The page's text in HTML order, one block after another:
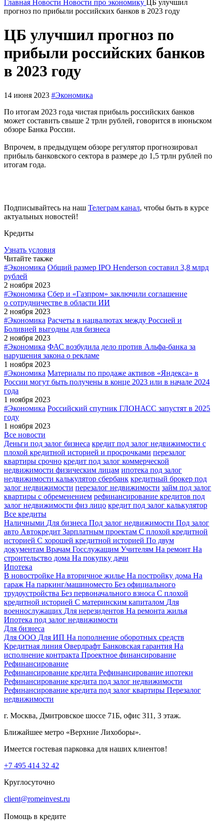
Главная Новости Новости про экономику
ЦБ улучшил
прогноз по прибыли российских банков в 2023 году
ЦБ улучшил прогноз по
прибыли российских банков
в 2023 году
14 июня 2023 #Экономика
По итогам 2023 года чистая прибыль российских банков
может составить свыше 2 трлн рублей, говорится в июньском
обзоре Банка России.
Впрочем, в предыдущем обзоре регулятор прогнозировал
прибыль банковского сектора в размере до 1,5 трлн рублей по
итогам года.
Подписывайтесь на наш Телеграм канал, чтобы быть в курсе
актуальных новостей!
Кредиты
Узнать условия
Читайте также
#Экономика Общий размер IPO Henderson составил 3,8 млрд
рублей
2 ноября 2023
#Экономика Сбер и «Газпром» заключили соглашение
о сотрудничестве в области ИИ
2 ноября 2023
#Экономика Расчеты в нацвалютах между Россией и
Боливией выгодны для бизнеса
2 ноября 2023
#Экономика ФАС возбудила дело против Альфа-банка за
нарушения закона о рекламе
1 ноября 2023
#Экономика Материалы по продаже активов «Яндекса» в
России могут быть получены в конце 2023 или в начале 2024
года
1 ноября 2023
#Экономика Российский спутник ГЛОНАСС запустят в 2025
году
1 ноября 2023
Все новости
Деньги под залог бизнеса кредит под залог недвижимости с
плохой кредитной историей и просрочками перезалог
квартиры срочно кредит под залог коммерческой
недвижимости физическим лицам ипотека под залог
недвижимости калькулятор сбербанк кредитный брокер под
залог недвижимости перезалог недвижимости займ под залог
квартиры с обременением рефинансирование кредитов под
залог недвижимости физ лицо кредит под залог калькулятор
Все кредиты
Наличными Для бизнеса Под залог недвижимости Под залог
авто Автокредит Зарплатным проектам С плохой кредитной
историей С хорошей кредитной историей По двум
документам Врачам Госслужащим Учителям На ремонт На
строительство дома На покупку дачи
Ипотека
В новостройке На вторичное жилье На постройку дома На
гараж На паркинг/машиноместо Без официального
трудоустройства Без первоначального взноса С плохой
кредитной историей С материнским капиталом Для
военнослужащих Для нерезидентов На ремонта жилья
Ипотека под залог недвижимости
Для бизнеса
Для ООО Для ИП На пополнение оборотных средств
Кредитная линия Овердрафт Банковская гарантия На
исполнение контракта Проектное финансирование
Рефинансирование
Рефинансирование кредита Рефинансирование ипотеки
Рефинансирование кредита под залог недвижимости
Рефинансирование кредита под залог квартиры Перезалог
недвижимости
г. Москва, Дмитровское шоссе 71Б, офис 311, 3 этаж.
Ближайшее метро «Верхние Лихоборы».
Имеется гостевая парковка для наших клиентов!
+7 495 414 32 42
Круглосуточно
client@romeinvest.ru
Помощь в кредите